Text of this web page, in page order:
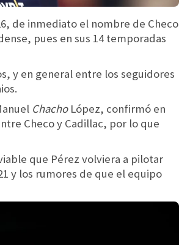
de inmediato el nombre de Checo
pues en sus 14 temporadas
y en general entre los seguidores
ChachoLópez, confirmó en
Checo y Cadillac, por lo que
que Pérez volviera a pilotar
y los rumores de que el equipo